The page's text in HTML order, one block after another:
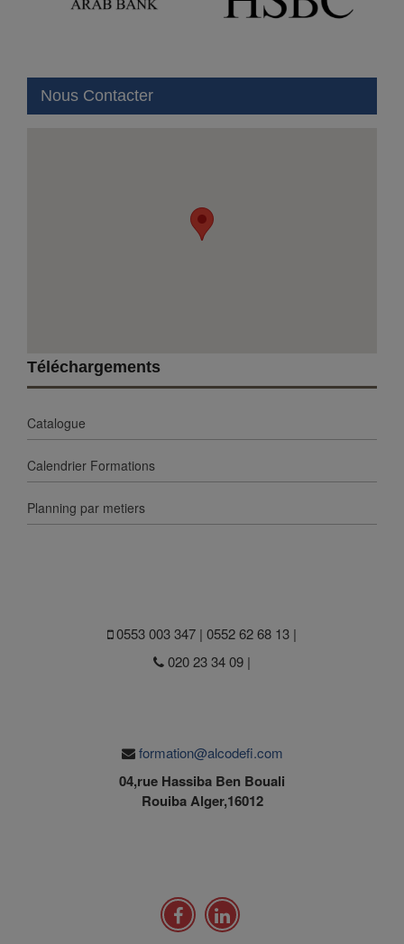
Nous Contacter
Téléchargements
Catalogue
Calendrier Formations
Planning par metiers
0553 003 347 | 0552 62 68 13 |
020 23 34 09 |
formation@alcodefi.com
04,rue Hassiba Ben Bouali
Rouiba Alger,16012